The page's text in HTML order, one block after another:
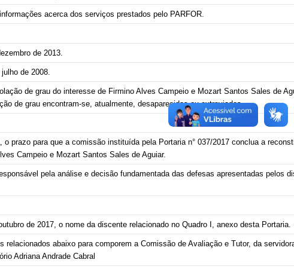
acerca dos serviços prestados pelo PARFOR.
de 2013.
julho de 2008.
de grau do interesse de Firmino Alves Campeio e Mozart Santos Sales de
de grau encontram-se, atualmente, desaparecidas ou extraviadas.
prazo para que a comissão instituída pela Portaria n° 037/2017 conclua a
Campeio e Mozart Santos Sales de Aguiar.
pela análise e decisão fundamentada das defesas apresentadas pelos
de 2017, o nome da discente relacionado no Quadro I, anexo desta Portaria.
relacionados abaixo para comporem a Comissão de Avaliação e Tutor, da
Adriana Andrade Cabral